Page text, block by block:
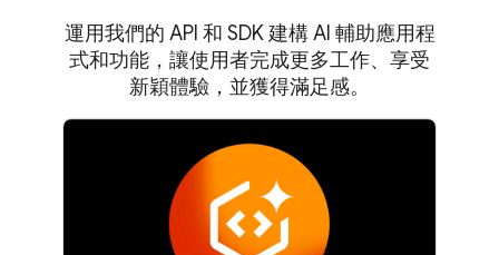
運用我們的 API 和 SDK 建構 AI 輔助應用程
式和功能，讓使用者完成更多工作、享受
新穎體驗，並獲得滿足感。